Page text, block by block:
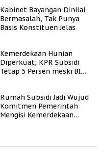
Kabinet Bayangan Dinilai
Bermasalah, Tak Punya
Basis Konstituen Jelas
Kemerdekaan Hunian
Diperkuat, KPR Subsidi
Tetap 5 Persen meski BI
Rumah Subsidi Jadi Wujud
Komitmen Pemerintah
Mengisi Kemerdekaan